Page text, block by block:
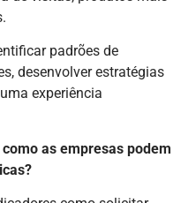
padrões de
desenvolver estratégias
experiência
as empresas podem